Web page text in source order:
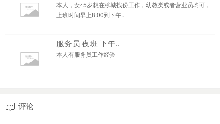
本人，女45岁想在柳城找份工作，幼教类或者营业员均可，
上班时间早上8:00到下午..
服务员 夜班 下午..
本人有服务员工作经验
 评论